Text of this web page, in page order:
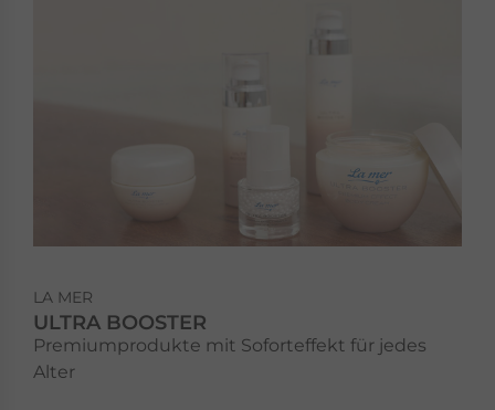
LA MER
ULTRA BOOSTER
Premiumprodukte mit Soforteffekt für jedes
Alter